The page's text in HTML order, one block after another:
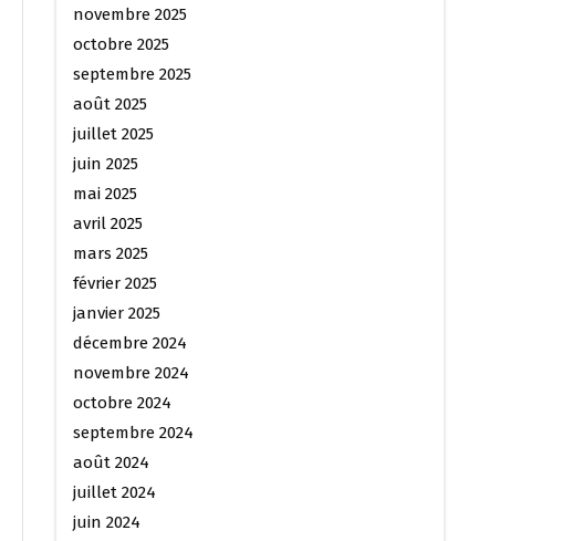
novembre 2025
octobre 2025
septembre 2025
août 2025
juillet 2025
juin 2025
mai 2025
avril 2025
mars 2025
février 2025
janvier 2025
décembre 2024
novembre 2024
octobre 2024
septembre 2024
août 2024
juillet 2024
juin 2024